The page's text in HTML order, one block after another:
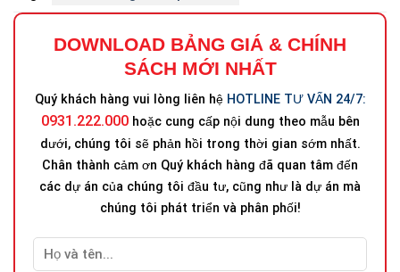
DOWNLOAD BẢNG GIÁ & CHÍNH
SÁCH MỚI NHẤT
Quý khách hàng vui lòng liên hệ HOTLINE TƯ VẤN 24/7:
0931.222.000hoặc cung cấp nội dung theo mẫu bên
dưới, chúng tôi sẽ phản hồi trong thời gian sớm nhất.
Chân thành cảm ơn Quý khách hàng đã quan tâm đến
các dự án của chúng tôi đầu tư, cũng như là dự án mà
chúng tôi phát triển và phân phối!